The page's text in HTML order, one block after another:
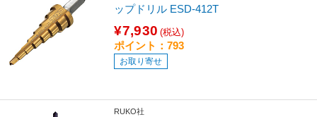
ップドリル ESD-412T
¥7,930 (税込)
ポイント：793
お取り寄せ
RUKO社